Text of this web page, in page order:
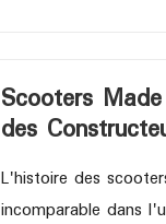
Scooters
des
L'histoire des
incomparable dans